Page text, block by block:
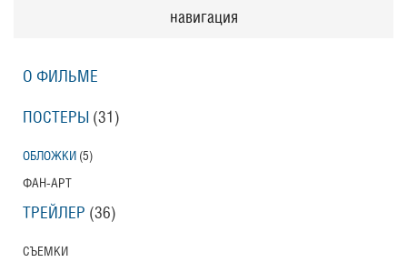
навигация
О ФИЛЬМЕ
ПОСТЕРЫ (31)
ОБЛОЖКИ (5)
ФАН-АРТ
ТРЕЙЛЕР (36)
СЪЕМКИ